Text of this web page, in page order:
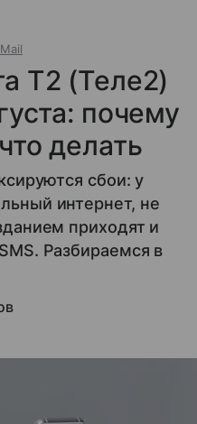
T2 (Теле2)
почему
делать
сбои: у
интернет, не
приходят и
Разбираемся в